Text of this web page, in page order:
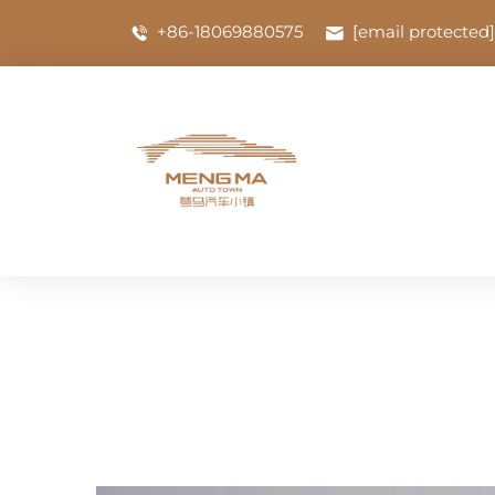
+86-18069880575 [email protected]